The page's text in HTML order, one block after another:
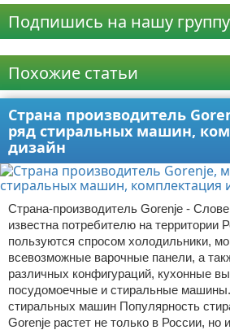
Подпишись на нашу
Похожие статьи
Страна производитель
ряд стиральных машин,
дизайн
Страна-производитель Gorenje -
известна потребителю на территории
пользуются спросом холодильники,
всевозможные варочные панели, а
различных конфигураций, кухонные
посудомоечные и стиральные
стиральных машин Популярность
Gorenje растет не только в России, но